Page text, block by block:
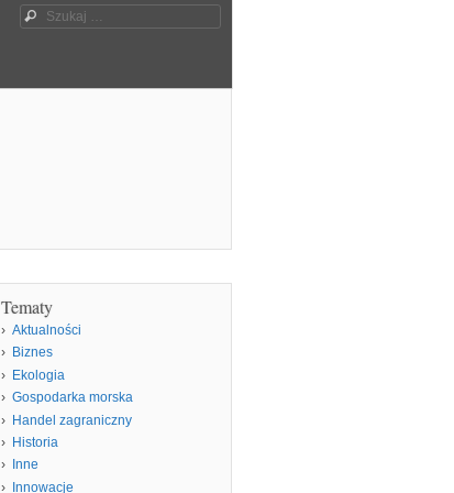
Szukaj
Tematy
Aktualności
Biznes
Ekologia
Gospodarka morska
Handel zagraniczny
Historia
Inne
Innowacje